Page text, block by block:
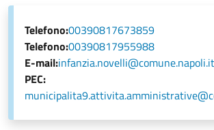
Telefono:00390817673859
Telefono:00390817955988
E-mail:infanzia.novelli@comune.napoli.it
PEC: